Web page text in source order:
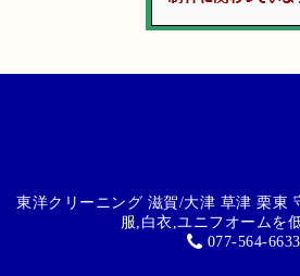
東洋クリーニング 滋賀/大津 草津 栗東
服,白衣,ユニフオームを
077-564-6633